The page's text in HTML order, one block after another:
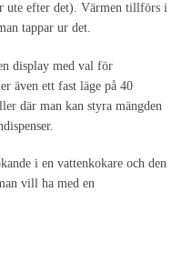
ute efter det). Värmen tillförs i
tappar ur det.
display med val för
även ett fast läge på 40
där man kan styra mängden
i en vattenkokare och den
vill ha med en